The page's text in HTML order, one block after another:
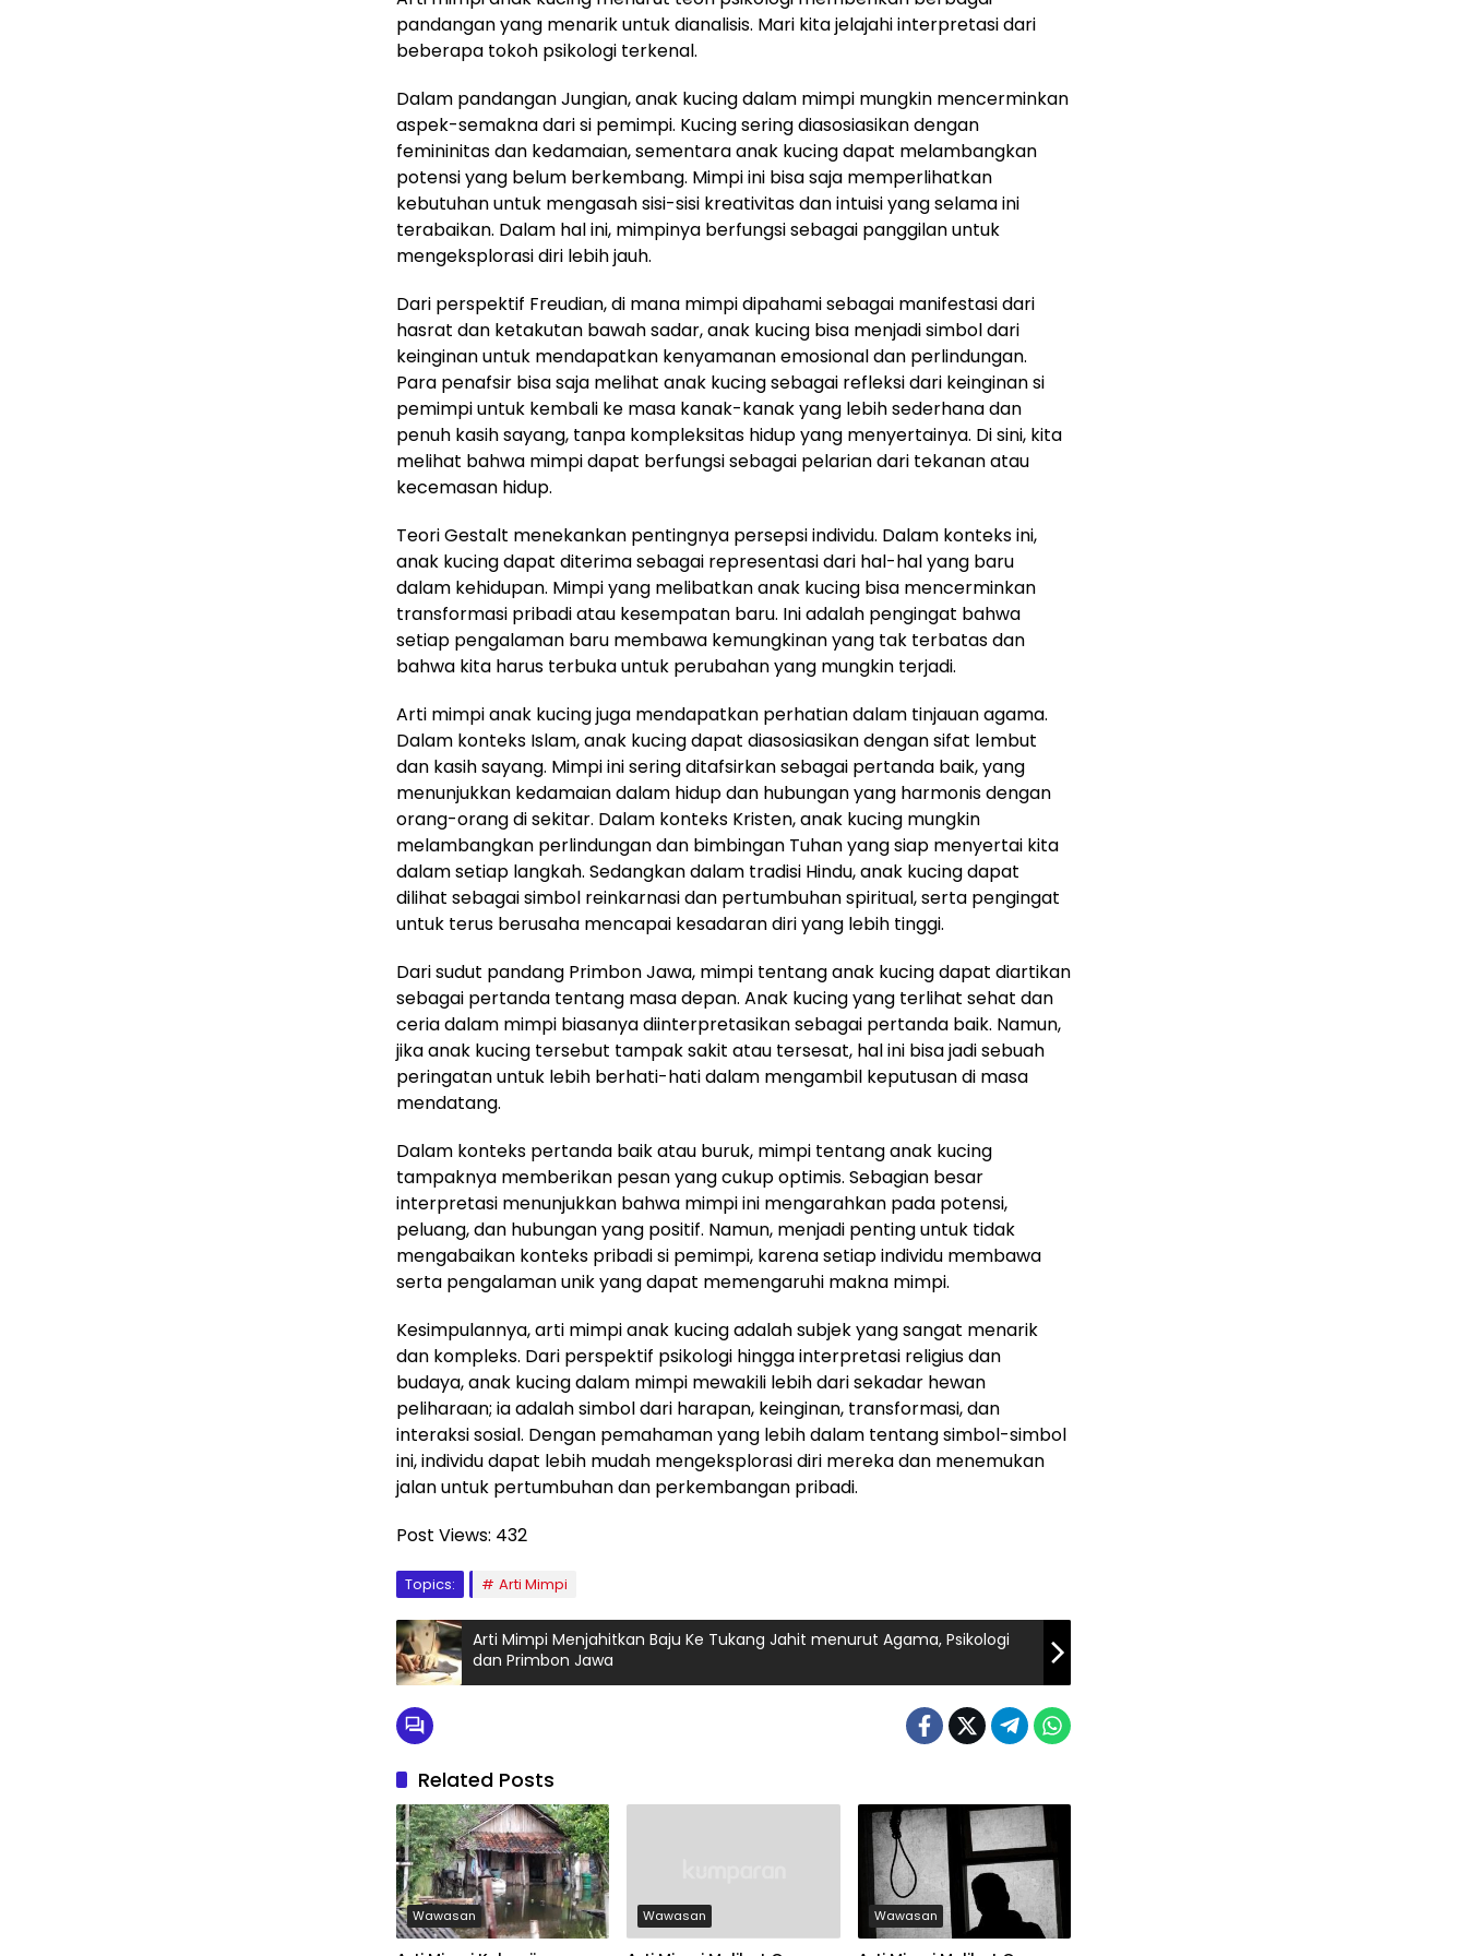
pandangan yang menarik untuk dianalisis. Mari kita jelajahi interpretasi dari
beberapa tokoh psikologi terkenal.
Dalam pandangan Jungian, anak kucing dalam mimpi mungkin mencerminkan
aspek-semakna dari si pemimpi. Kucing sering diasosiasikan dengan
femininitas dan kedamaian, sementara anak kucing dapat melambangkan
potensi yang belum berkembang. Mimpi ini bisa saja memperlihatkan
kebutuhan untuk mengasah sisi-sisi kreativitas dan intuisi yang selama ini
terabaikan. Dalam hal ini, mimpinya berfungsi sebagai panggilan untuk
mengeksplorasi diri lebih jauh.
Dari perspektif Freudian, di mana mimpi dipahami sebagai manifestasi dari
hasrat dan ketakutan bawah sadar, anak kucing bisa menjadi simbol dari
keinginan untuk mendapatkan kenyamanan emosional dan perlindungan.
Para penafsir bisa saja melihat anak kucing sebagai refleksi dari keinginan si
pemimpi untuk kembali ke masa kanak-kanak yang lebih sederhana dan
penuh kasih sayang, tanpa kompleksitas hidup yang menyertainya. Di sini, kita
melihat bahwa mimpi dapat berfungsi sebagai pelarian dari tekanan atau
kecemasan hidup.
Teori Gestalt menekankan pentingnya persepsi individu. Dalam konteks ini,
anak kucing dapat diterima sebagai representasi dari hal-hal yang baru
dalam kehidupan. Mimpi yang melibatkan anak kucing bisa mencerminkan
transformasi pribadi atau kesempatan baru. Ini adalah pengingat bahwa
setiap pengalaman baru membawa kemungkinan yang tak terbatas dan
bahwa kita harus terbuka untuk perubahan yang mungkin terjadi.
Arti mimpi anak kucing juga mendapatkan perhatian dalam tinjauan agama.
Dalam konteks Islam, anak kucing dapat diasosiasikan dengan sifat lembut
dan kasih sayang. Mimpi ini sering ditafsirkan sebagai pertanda baik, yang
menunjukkan kedamaian dalam hidup dan hubungan yang harmonis dengan
orang-orang di sekitar. Dalam konteks Kristen, anak kucing mungkin
melambangkan perlindungan dan bimbingan Tuhan yang siap menyertai kita
dalam setiap langkah. Sedangkan dalam tradisi Hindu, anak kucing dapat
dilihat sebagai simbol reinkarnasi dan pertumbuhan spiritual, serta pengingat
untuk terus berusaha mencapai kesadaran diri yang lebih tinggi.
Dari sudut pandang Primbon Jawa, mimpi tentang anak kucing dapat diartikan
sebagai pertanda tentang masa depan. Anak kucing yang terlihat sehat dan
ceria dalam mimpi biasanya diinterpretasikan sebagai pertanda baik. Namun,
jika anak kucing tersebut tampak sakit atau tersesat, hal ini bisa jadi sebuah
peringatan untuk lebih berhati-hati dalam mengambil keputusan di masa
mendatang.
Dalam konteks pertanda baik atau buruk, mimpi tentang anak kucing
tampaknya memberikan pesan yang cukup optimis. Sebagian besar
interpretasi menunjukkan bahwa mimpi ini mengarahkan pada potensi,
peluang, dan hubungan yang positif. Namun, menjadi penting untuk tidak
mengabaikan konteks pribadi si pemimpi, karena setiap individu membawa
serta pengalaman unik yang dapat memengaruhi makna mimpi.
Kesimpulannya, arti mimpi anak kucing adalah subjek yang sangat menarik
dan kompleks. Dari perspektif psikologi hingga interpretasi religius dan
budaya, anak kucing dalam mimpi mewakili lebih dari sekadar hewan
peliharaan; ia adalah simbol dari harapan, keinginan, transformasi, dan
interaksi sosial. Dengan pemahaman yang lebih dalam tentang simbol-simbol
ini, individu dapat lebih mudah mengeksplorasi diri mereka dan menemukan
jalan untuk pertumbuhan dan perkembangan pribadi.
Post Views: 432
Topics: Arti Mimpi
Arti Mimpi Menjahitkan Baju Ke Tukang Jahit menurut Agama, Psikologi
dan Primbon Jawa
Related Posts
Wawasan Wawasan Wawasan